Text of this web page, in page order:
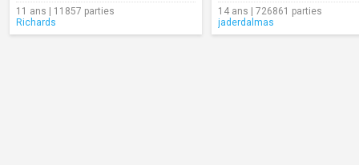
11 ans | 11857 parties
Richards
14 ans | 726861 parties
jaderdalmas